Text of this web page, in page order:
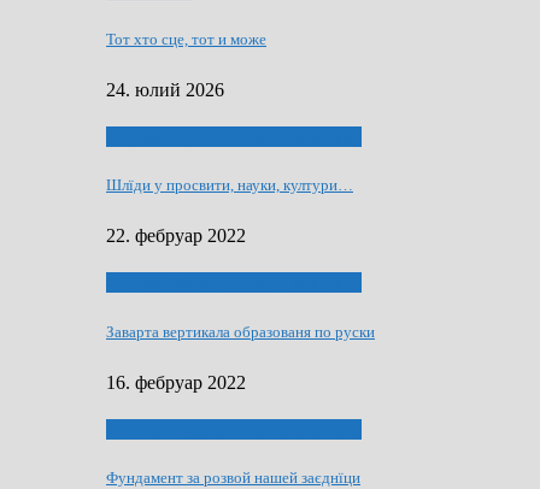
Тот хто сце, тот и може
24. юлий 2026
Шлїди у просвити, науки, култури…
22. фебруар 2022
Заварта вертикала образованя по руски
16. фебруар 2022
Фундамент за розвой нашей заєднїци